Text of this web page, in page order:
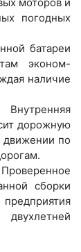
погодных
батареи
эконом-
наличие
дорожную
движении по
сборки